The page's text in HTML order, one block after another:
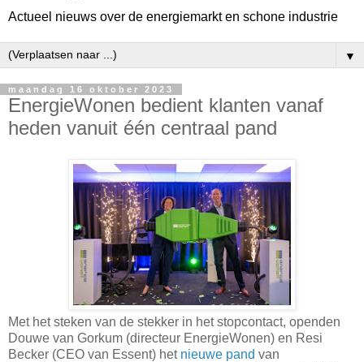
Actueel nieuws over de energiemarkt en schone industrie
▼
maandag 16 oktober 2023
EnergieWonen bedient klanten vanaf
heden vanuit één centraal pand
Met het steken van de stekker in het stopcontact, openden
Douwe van Gorkum (directeur EnergieWonen) en Resi
Becker (CEO van Essent) het nieuwe pand van